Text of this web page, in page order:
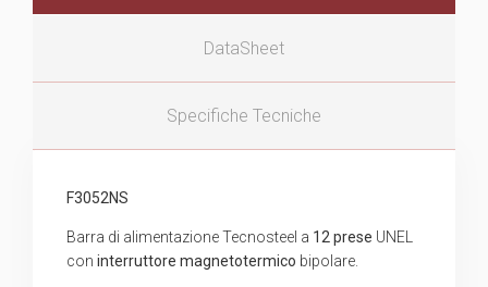
DataSheet
Specifiche Tecniche
F3052NS
Barra di alimentazione Tecnosteel a 12 prese UNEL
con interruttore magnetotermico bipolare.